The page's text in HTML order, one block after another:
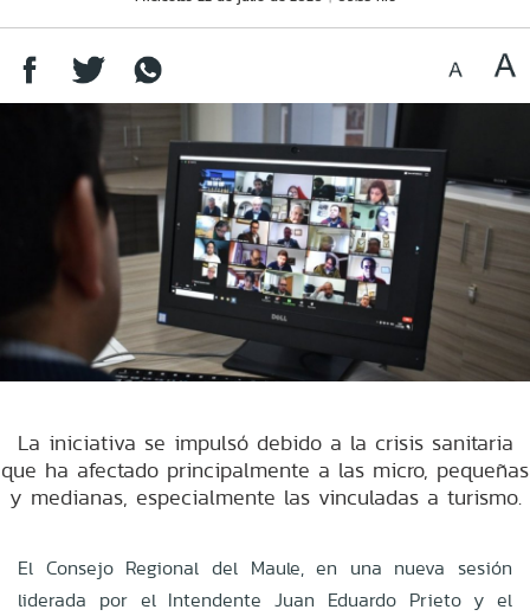
La iniciativa se impulsó debido a la crisis sanitaria
que ha afectado principalmente a las micro, pequeñas
y medianas, especialmente las vinculadas a turismo.
El Consejo Regional del Maule, en una nueva sesión
liderada por el Intendente Juan Eduardo Prieto y el